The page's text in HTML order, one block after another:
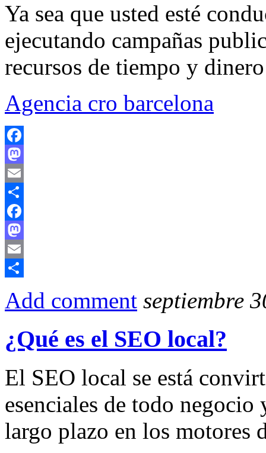
Ya sea que usted esté
ejecutando campañas
recursos de tiempo y
Agencia cro barcelona
Facebook
Mastodon
Email
Compartir
Facebook
Mastodon
Email
Add comment septiembre
¿Qué es el SEO local?
El SEO local se está
esenciales de todo
largo plazo en los motores